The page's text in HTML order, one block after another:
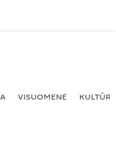
VISUOMENĖ KULTŪRA